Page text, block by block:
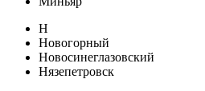
Н
Новогорный
Новосинеглазовский
Нязепетровск